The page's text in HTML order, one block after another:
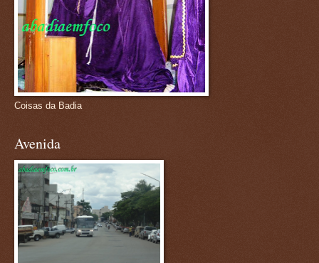
Coisas da Badia
Avenida